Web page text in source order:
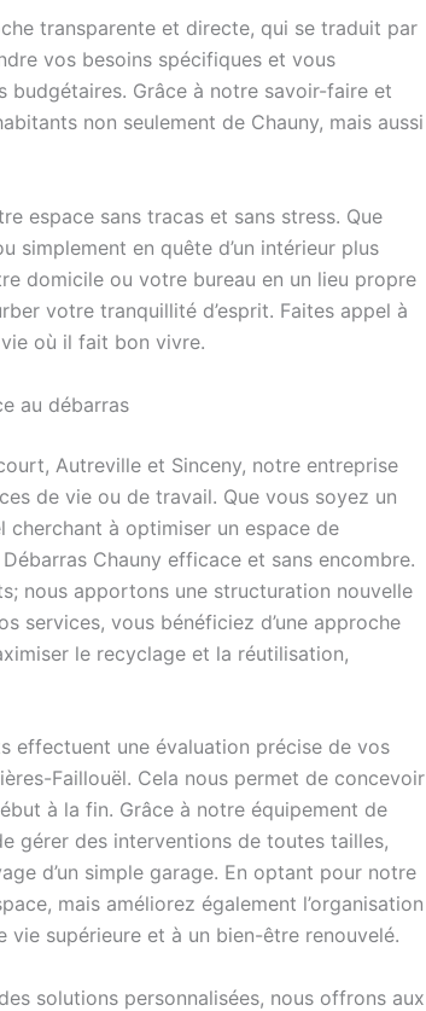
transparente et directe, qui se traduit par
vos besoins spécifiques et vous
Grâce à notre savoir-faire et
non seulement de Chauny, mais aussi
espace sans tracas et sans stress. Que
simplement en quête d’un intérieur plus
domicile ou votre bureau en un lieu propre
votre tranquillité d’esprit. Faites appel à
où il fait bon vivre.
au débarras
Autreville et Sinceny, notre entreprise
de vie ou de travail. Que vous soyez un
à optimiser un espace de
Chauny efficace et sans encombre.
nous apportons une structuration nouvelle
services, vous bénéficiez d’une approche
le recyclage et la réutilisation,
effectuent une évaluation précise de vos
Faillouël. Cela nous permet de concevoir
à la fin. Grâce à notre équipement de
gérer des interventions de toutes tailles,
d’un simple garage. En optant pour notre
mais améliorez également l’organisation
supérieure et à un bien-être renouvelé.
solutions personnalisées, nous offrons aux